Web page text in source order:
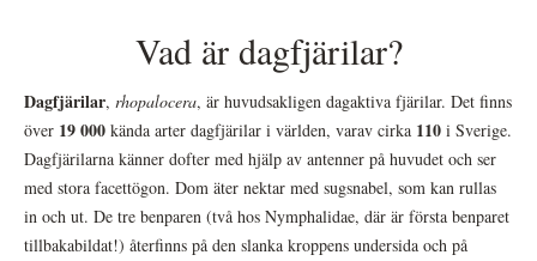
Vad är dagfjärilar?
Dagfjärilar, rhopalocera, är huvudsakligen dagaktiva fjärilar. Det finns
över 19 000 kända arter dagfjärilar i världen, varav cirka 110 i Sverige.
Dagfjärilarna känner dofter med hjälp av antenner på huvudet och ser
med stora facettögon. Dom äter nektar med sugsnabel, som kan rullas
in och ut. De tre benparen (två hos Nymphalidae, där är första benparet
tillbakabildat!) återfinns på den slanka kroppens undersida och på